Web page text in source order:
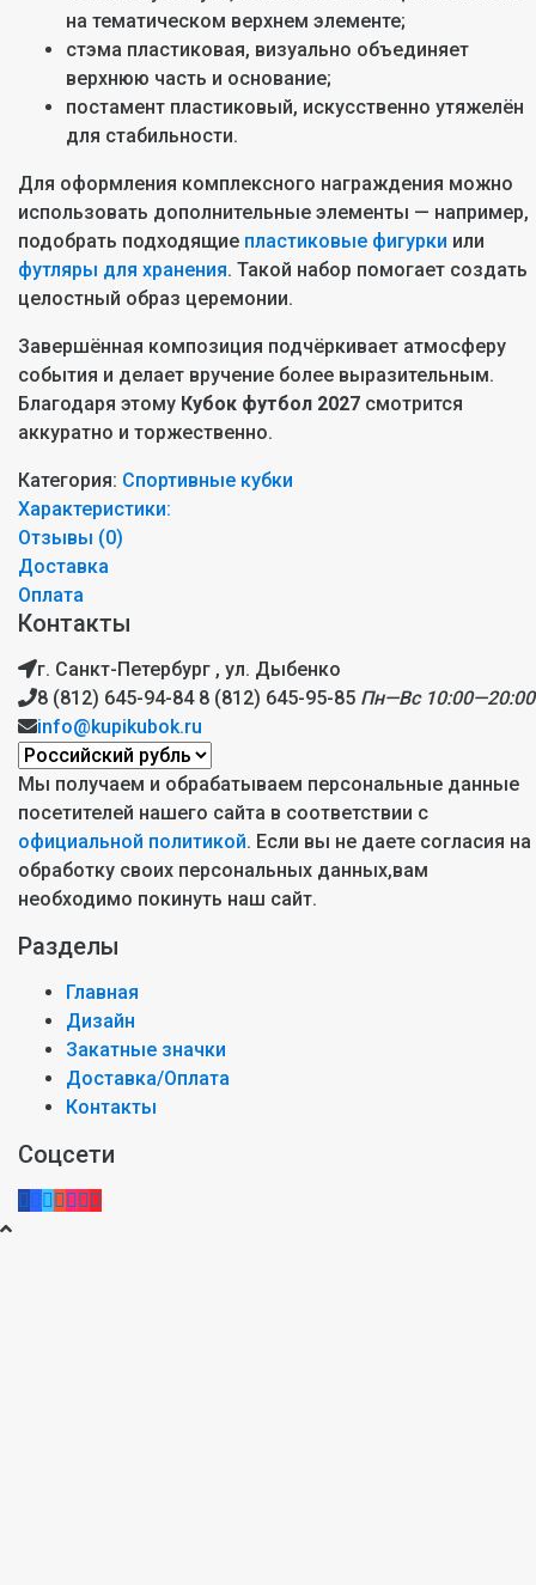
на тематическом верхнем элементе;
стэма пластиковая, визуально объединяет
верхнюю часть и основание;
постамент пластиковый, искусственно утяжелён
для стабильности.
Для оформления комплексного награждения можно
использовать дополнительные элементы — например,
подобрать подходящие пластиковые фигурки или
футляры для хранения. Такой набор помогает создать
целостный образ церемонии.
Завершённая композиция подчёркивает атмосферу
события и делает вручение более выразительным.
Благодаря этому Кубок футбол 2027 смотрится
аккуратно и торжественно.
Категория: Спортивные кубки
Характеристики:
Отзывы (0)
Доставка
Оплата
Контакты
г. Санкт-Петербург , ул. Дыбенко
8 (812) 645-94-84 8 (812) 645-95-85 Пн—Вс 10:00—20:00
info@kupikubok.ru
Мы получаем и обрабатываем персональные данные
посетителей нашего сайта в соответствии с
официальной политикой. Если вы не даете согласия на
обработку своих персональных данных,вам
необходимо покинуть наш сайт.
Разделы
Главная
Дизайн
Закатные значки
Доставка/Оплата
Контакты
Соцсети